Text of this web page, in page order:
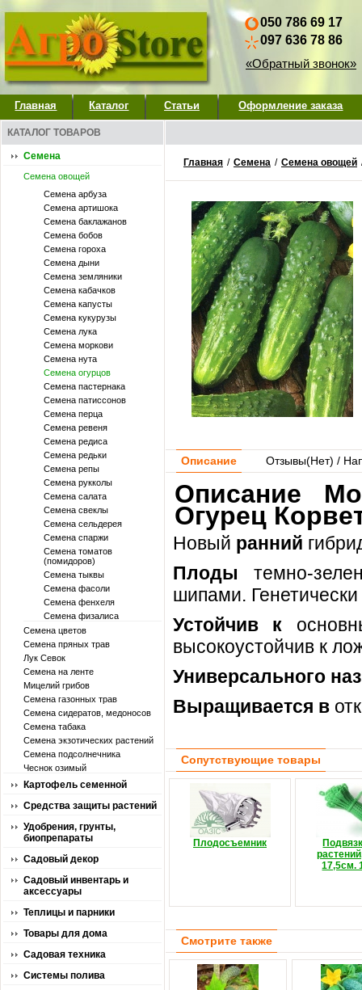
050 786 69 17
097 636 78 86
«Обратный звонок»
Главная Каталог Статьи Оформление заказа
КАТАЛОГ ТОВАРОВ
Семена
Семена овощей
Семена арбуза
Семена артишока
Семена баклажанов
Семена бобов
Семена гороха
Семена дыни
Семена земляники
Семена кабачков
Семена капусты
Семена кукурузы
Семена лука
Семена моркови
Семена нута
Семена огурцов
Семена пастернака
Семена патиссонов
Семена перца
Семена ревеня
Семена редиса
Семена редьки
Семена репы
Семена рукколы
Семена салата
Семена свеклы
Семена сельдерея
Семена спаржи
Семена томатов
(помидоров)
Семена тыквы
Семена фасоли
Семена фенхеля
Семена физалиса
Семена цветов
Семена пряных трав
Лук Севок
Семена на ленте
Мицелий грибов
Семена газонных трав
Семена сидератов, медоносов
Семена табака
Семена экзотических растений
Семена подсолнечника
Чеснок озимый
Картофель семенной
Средства защиты растений
Удобрения, грунты,
биопрепараты
Садовый декор
Садовый инвентарь и
аксессуары
Теплицы и парники
Товары для дома
Садовая техника
Системы полива
Главная / Семена / Семена овощей
Описание Отзывы(Нет) /
Описание
Огурец
Новый ранний
Плодытемно-
шипами.
Устойчив к
высокоустойчив к
Универсального
Выращивается в
Сопутствующие товары
Плодосъемник
17,5см.
Смотрите также